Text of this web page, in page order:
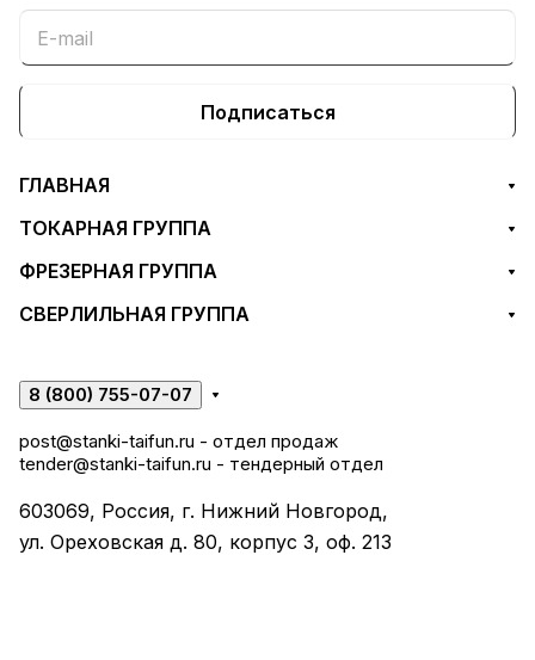
Подписаться
ГЛАВНАЯ
ТОКАРНАЯ ГРУППА
ФРЕЗЕРНАЯ ГРУППА
СВЕРЛИЛЬНАЯ ГРУППА
8 (800) 755-07-07
post@stanki-taifun.ru - отдел продаж
tender@stanki-taifun.ru - тендерный отдел
603069, Россия, г. Нижний Новгород,
ул. Ореховская д. 80, корпус 3, оф. 213